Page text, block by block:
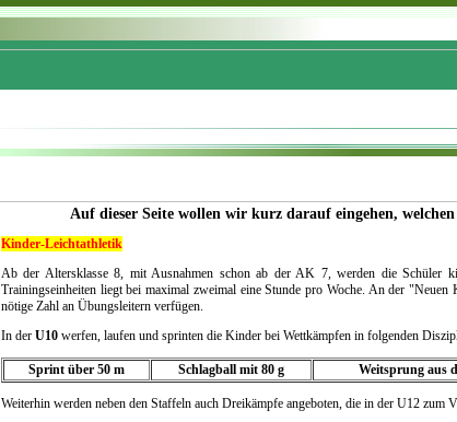
Auf dieser Seite wollen wir kurz darauf eingehen,
Kinder-Leichtathletik
Ab der Altersklasse 8, mit Ausnahmen schon ab der AK 7, werden die Schüler
Trainingseinheiten liegt bei maximal zweimal eine Stunde pro Woche. An der
nötige Zahl an Übungsleitern verfügen.
In der U10 werfen, laufen und sprinten die Kinder bei Wettkämpfen in folgenden
Sprint über 50 m Schlagball mit 80 g Weitsprung aus
Weiterhin werden neben den Staffeln auch Dreikämpfe angeboten, die in der U12 zum